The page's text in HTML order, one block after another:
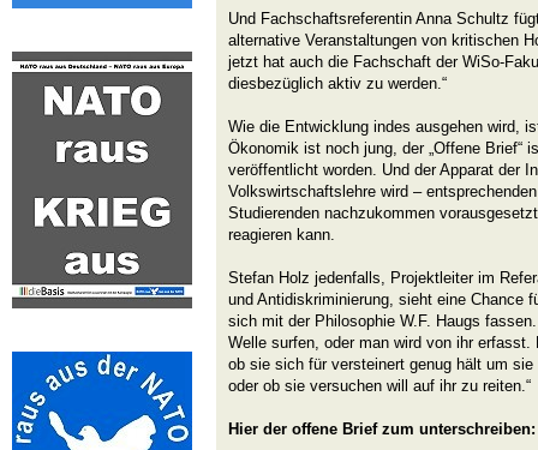
Und Fachschaftsreferentin Anna Schultz
alternative Veranstaltungen von kritischen
jetzt hat auch die Fachschaft der WiSo-
diesbezüglich aktiv zu werden.“
Wie die Entwicklung indes ausgehen wird,
Ökonomik ist noch jung, der „Offene Brief“
veröffentlicht worden. Und der Apparat der
Volkswirtschaftslehre wird –
Studierenden nachzukommen
reagieren kann.
Stefan Holz jedenfalls, Projektleiter im
und Antidiskriminierung, sieht eine Chance
sich mit der Philosophie W.F. Haugs
Welle surfen, oder man wird von ihr
ob sie sich für versteinert genug hält um
oder ob sie versuchen will auf ihr zu reiten.“
Hier der offene Brief zum unterschreiben: